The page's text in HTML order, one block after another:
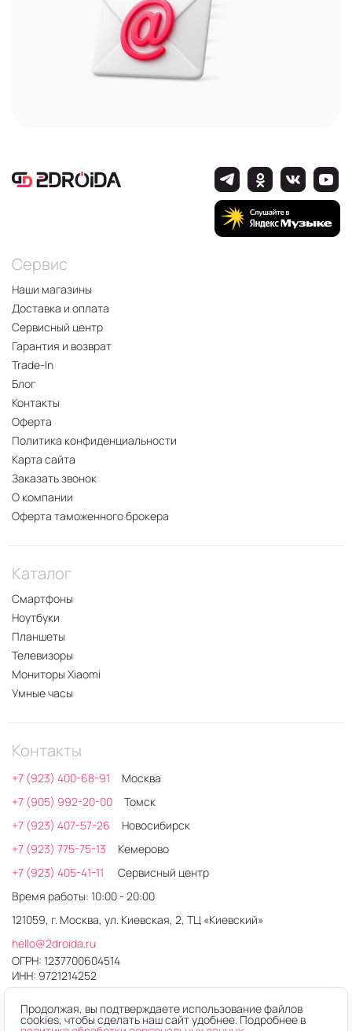
Сервис
Наши магазины
Доставка и оплата
Сервисный центр
Гарантия и возврат
Trade-In
Блог
Контакты
Оферта
Политика конфиденциальности
Карта сайта
Заказать звонок
О компании
Оферта таможенного брокера
Каталог
Смартфоны
Ноутбуки
Планшеты
Телевизоры
Мониторы Xiaomi
Умные часы
Контакты
+7 (923) 400-68-91
Москва
+7 (905) 992-20-00
Томск
+7 (923) 407-57-26
Новосибирск
+7 (923) 775-75-13
Кемерово
+7 (923) 405-41-11
Сервисный центр
Время работы: 10:00 - 20:00
121059, г. Москва, ул. Киевская, 2, ТЦ «Киевский»
hello@2droida.ru
ОГРН: 1237700604514
ИНН: 9721214252
Продолжая, вы подтверждаете использование файлов
cookies, чтобы сделать наш сайт удобнее. Подробнее в